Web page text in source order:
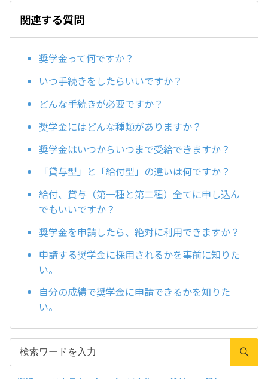
関連する質問
奨学金って何ですか？
いつ手続きをしたらいいですか？
どんな手続きが必要ですか？
奨学金にはどんな種類がありますか？
奨学金はいつからいつまで受給できますか？
「貸与型」と「給付型」の違いは何ですか？
給付、貸与（第一種と第二種）全てに申し込ん
でもいいですか？
奨学金を申請したら、絶対に利用できますか？
申請する奨学金に採用されるかを事前に知りた
い。
自分の成績で奨学金に申請できるかを知りた
い。